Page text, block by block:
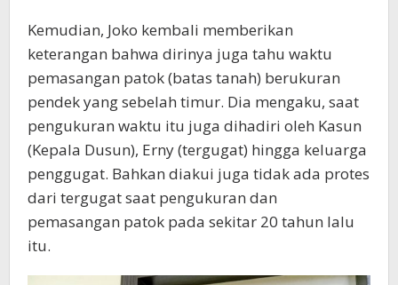
Kemudian, Joko kembali memberikan
keterangan bahwa dirinya juga tahu waktu
pemasangan patok (batas tanah) berukuran
pendek yang sebelah timur. Dia mengaku, saat
pengukuran waktu itu juga dihadiri oleh Kasun
(Kepala Dusun), Erny (tergugat) hingga keluarga
penggugat. Bahkan diakui juga tidak ada protes
dari tergugat saat pengukuran dan
pemasangan patok pada sekitar 20 tahun lalu
itu.